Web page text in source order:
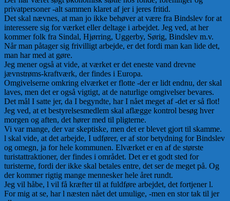
privatpersoner -alt sammen klaret af jer i jeres fritid.
Det skal nævnes, at man jo ikke behøver at være fra Bindslev for at
interessere sig for værket eller deltage i arbejdet. Jeg ved, at her
kommer folk fra Sindal, Hjørring, Uggerby, Sørig, Bindslev m.v.
Når man påtager sig frivilligt arbejde, er det fordi man kan lide det,
man har med at gøre.
Jeg mener også at vide, at værket er det eneste vand drevne
jævnstrøms-kraftværk, der findes i Europa.
Omgivelserne omkring elværket er flotte -der er lidt endnu, der skal
laves, men det er også vigtigt, at de naturlige omgivelser bevares.
Det mål I satte jer, da I begyndte, har I nået meget af -det er så flot!
Jeg ved, at et bestyrelsesmedlem skal aflægge kontrol besøg hver
morgen og aften, det hører med til pligterne.
Vi var mange, der var skeptiske, men det er blevet gjort til skamme.
l skal vide, at det arbejde, I udfører, er af stor betydning for Bindslev
og omegn, ja for hele kommunen. Elværket er en af de største
turistattraktioner, der findes i området. Det er et godt sted for
turisterne, fordi der ikke skal betales entre, det ser de meget på. Og
der kommer rigtig mange mennesker hele året rundt.
Jeg vil håbe, l vil få kræfter til at fuldføre arbejdet, det fortjener l.
For mig at se, har l næsten nået det umulige, -men en stor tak til jer